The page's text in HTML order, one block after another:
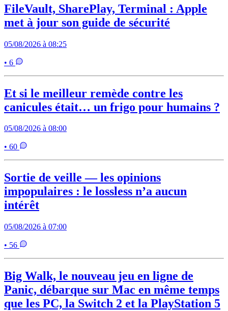
FileVault, SharePlay, Terminal : Apple
met à jour son guide de sécurité
05/08/2026 à 08:25
• 6
Et si le meilleur remède contre les
canicules était… un frigo pour humains ?
05/08/2026 à 08:00
• 60
Sortie de veille — les opinions
impopulaires : le lossless n’a aucun
intérêt
05/08/2026 à 07:00
• 56
Big Walk, le nouveau jeu en ligne de
Panic, débarque sur Mac en même temps
que les PC, la Switch 2 et la PlayStation 5